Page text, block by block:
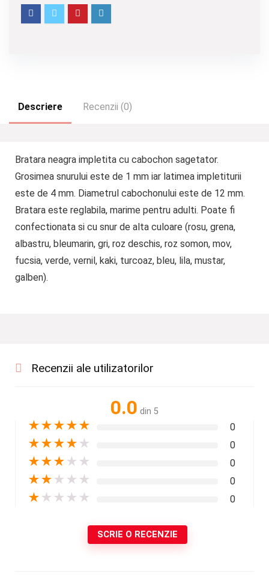
Descriere Recenzii (0)
Bratara neagra impletita cu cabochon sagetator.
Grosimea snurului este de 1 mm iar latimea impletiturii
este de 4 mm. Diametrul cabochonului este de 12 mm.
Bratara este reglabila, marime pentru adulti. Poate fi
confectionata si cu snur de alta culoare (rosu, grena,
albastru, bleumarin, gri, roz deschis, roz somon, mov,
fucsia, verde, vernil, kaki, turcoaz, bleu, lila, mustar,
galben).
Recenzii ale utilizatorilor
0.0 din 5
★★★★★ 0
★★★★ ★ 0
★★★ ★ ★ 0
★★ ★ ★ ★ 0
★ ★ ★ ★ ★ 0
SCRIE O RECENZIE